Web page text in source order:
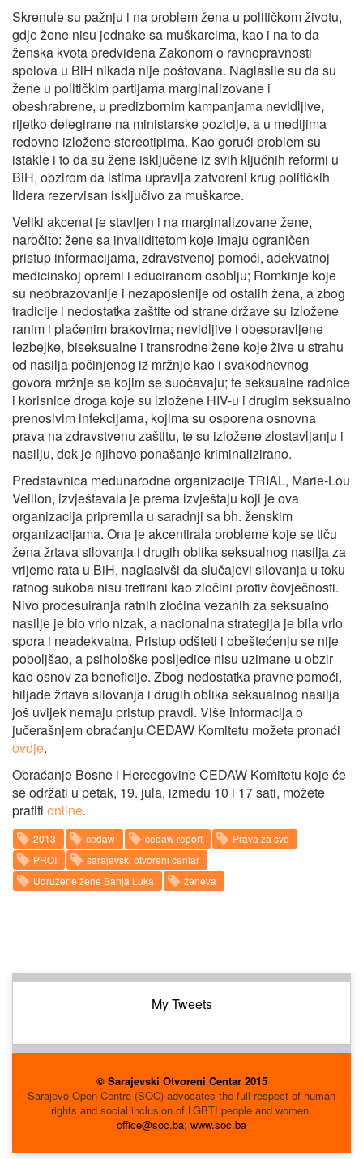
Skrenule su pažnju i na problem žena u političkom životu,
gdje žene nisu jednake sa muškarcima, kao i na to da
ženska kvota predviđena Zakonom o ravnopravnosti
spolova u BiH nikada nije poštovana. Naglasile su da su
žene u političkim partijama marginalizovane i
obeshrabrene, u predizbornim kampanjama nevidljive,
rijetko delegirane na ministarske pozicije, a u medijima
redovno izložene stereotipima. Kao gorući problem su
istakle i to da su žene isključene iz svih ključnih reformi u
BiH, obzirom da istima upravlja zatvoreni krug političkih
lidera rezervisan isključivo za muškarce.
Veliki akcenat je stavljen i na marginalizovane žene,
naročito: žene sa invaliditetom koje imaju ograničen
pristup informacijama, zdravstvenoj pomoći, adekvatnoj
medicinskoj opremi i educiranom osoblju; Romkinje koje
su neobrazovanije i nezaposlenije od ostalih žena, a zbog
tradicije i nedostatka zaštite od strane države su izložene
ranim i plaćenim brakovima; nevidljive i obespravljene
lezbejke, biseksualne i transrodne žene koje žive u strahu
od nasilja počinjenog iz mržnje kao i svakodnevnog
govora mržnje sa kojim se suočavaju; te seksualne radnice
i korisnice droga koje su izložene HIV-u i drugim seksualno
prenosivim infekcijama, kojima su osporena osnovna
prava na zdravstvenu zaštitu, te su izložene zlostavljanju i
nasilju, dok je njihovo ponašanje kriminalizirano.
Predstavnica međunarodne organizacije TRIAL, Marie-Lou
Veillon, izvještavala je prema izvještaju koji je ova
organizacija pripremila u saradnji sa bh. ženskim
organizacijama. Ona je akcentirala probleme koje se tiču
žena žrtava silovanja i drugih oblika seksualnog nasilja za
vrijeme rata u BiH, naglasivši da slučajevi silovanja u toku
ratnog sukoba nisu tretirani kao zločini protiv čovječnosti.
Nivo procesuiranja ratnih zločina vezanih za seksualno
nasilje je bio vrlo nizak, a nacionalna strategija je bila vrlo
spora i neadekvatna. Pristup odšteti i obeštećenju se nije
poboljšao, a psihološke posljedice nisu uzimane u obzir
kao osnov za beneficije. Zbog nedostatka pravne pomoći,
hiljade žrtava silovanja i drugih oblika seksualnog nasilja
još uvijek nemaju pristup pravdi. Više informacija o
jučerašnjem obraćanju CEDAW Komitetu možete pronaći
ovdje.
Obraćanje Bosne i Hercegovine CEDAW Komitetu koje će
se održati u petak, 19. jula, između 10 i 17 sati, možete
pratiti online.
2013 cedaw cedaw report
Prava za sve
PROI
sarajevski otvoreni centar
Udružene žene Banja Luka
ženeva
My Tweets
© Sarajevski Otvoreni Centar 2015
Sarajevo Open Centre (SOC) advocates the full respect of human
rights and social inclusion of LGBTI people and women.
office@soc.ba; www.soc.ba